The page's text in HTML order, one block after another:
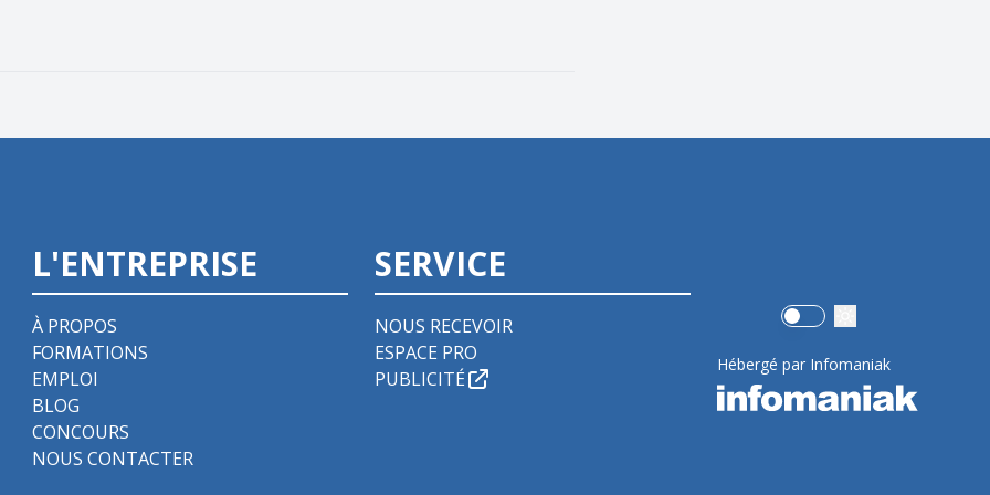
L'ENTREPRISE
À PROPOS
FORMATIONS
EMPLOI
BLOG
CONCOURS
NOUS CONTACTER
SERVICE
NOUS RECEVOIR
ESPACE PRO
PUBLICITÉ
Use setting
Hébergé par Infomaniak